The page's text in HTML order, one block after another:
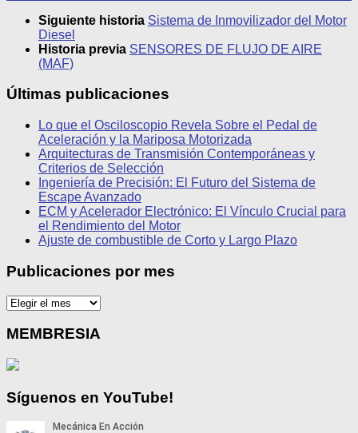
Siguiente historia Sistema de Inmovilizador del Motor
Diesel
Historia previa SENSORES DE FLUJO DE AIRE
(MAF)
Últimas publicaciones
Lo que el Osciloscopio Revela Sobre el Pedal de
Aceleración y la Mariposa Motorizada
Arquitecturas de Transmisión Contemporáneas y
Criterios de Selección
Ingeniería de Precisión: El Futuro del Sistema de
Escape Avanzado
ECM y Acelerador Electrónico: El Vínculo Crucial para
el Rendimiento del Motor
Ajuste de combustible de Corto y Largo Plazo
Publicaciones por mes
Publicaciones
mes
MEMBRESIA
Síguenos en YouTube!